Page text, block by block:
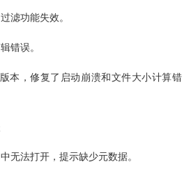
滤功能失效。
错误。
本，修复了启动崩溃和文件大小计算错
无法打开，提示缺少元数据。